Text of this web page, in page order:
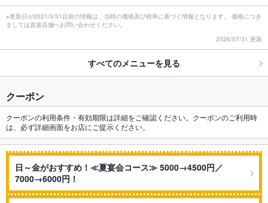
※更新日が2021/3/31以前の情報は、当時の価格及び税率に基づく情報となります。 価格につき
ましては直接店舗へお問い合わせください。
2026/07/31 更新
すべてのメニューを見る
クーポン
クーポンの利用条件・有効期限は詳細をご確認ください。クーポンのご利用時
は、必ず詳細画面をお店にご提示ください。
日～金がおすすめ！≪夏宴会コース≫ 5000→4500円／
7000→6000円！